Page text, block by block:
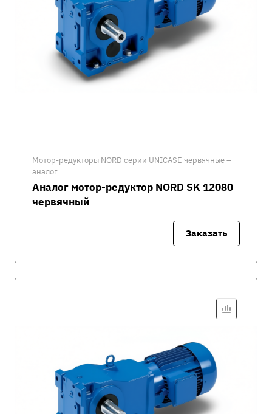
Мотор-редукторы NORD серии UNICASE червячные –
аналог
Аналог мотор-редуктор NORD SK 12080
червячный
Заказать